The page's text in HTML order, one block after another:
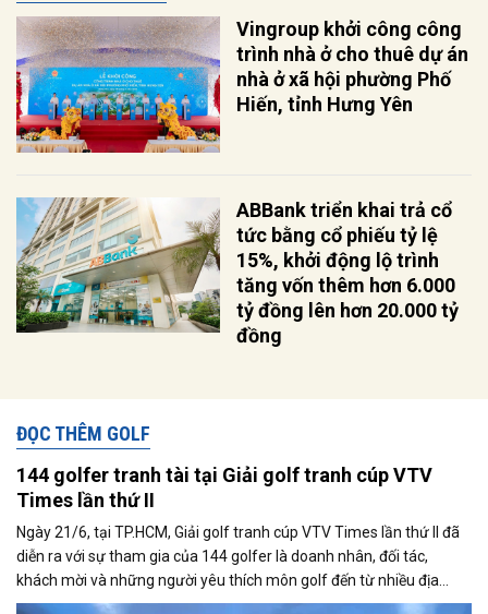
Vingroup khởi công công
trình nhà ở cho thuê dự án
nhà ở xã hội phường Phố
Hiến, tỉnh Hưng Yên
ABBank triển khai trả cổ
tức bằng cổ phiếu tỷ lệ
15%, khởi động lộ trình
tăng vốn thêm hơn 6.000
tỷ đồng lên hơn 20.000 tỷ
đồng
ĐỌC THÊM GOLF
144 golfer tranh tài tại Giải golf tranh cúp VTV
Times lần thứ II
Ngày 21/6, tại TP.HCM, Giải golf tranh cúp VTV Times lần thứ II đã
diễn ra với sự tham gia của 144 golfer là doanh nhân, đối tác,
khách mời và những người yêu thích môn golf đến từ nhiều địa
phương trên cả nước.